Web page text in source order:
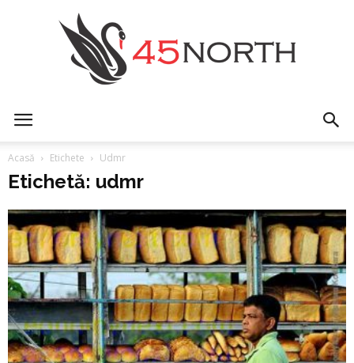
Acasă Etichete Udmr
Etichetă: udmr